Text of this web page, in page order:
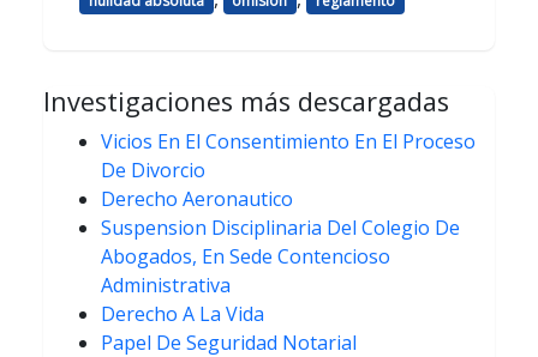
Investigaciones más descargadas
Vicios En El Consentimiento En El Proceso
De Divorcio
Derecho Aeronautico
Suspension Disciplinaria Del Colegio De
Abogados, En Sede Contencioso
Administrativa
Derecho A La Vida
Papel De Seguridad Notarial